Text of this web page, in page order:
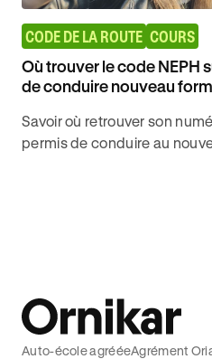
CODE DE LA ROUTE COURS
Où trouver le code NEPH
de conduire nouveau
Savoir où retrouver son
permis de conduire au
Auto-école agrééeAgrément